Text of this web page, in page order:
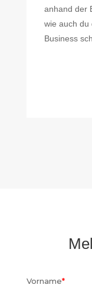
anhand der
wie auch du
Business